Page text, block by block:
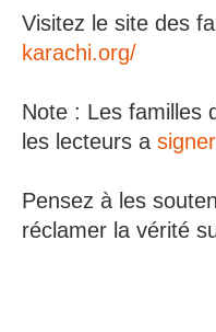
Visitez le site des
karachi.org/
Note : Les familles
les lecteurs a
Pensez à les
réclamer la vérité